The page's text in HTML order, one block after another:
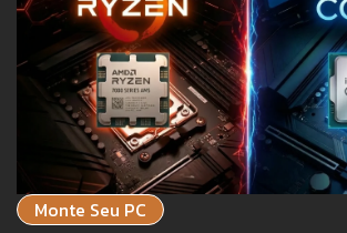
Monte Seu PC